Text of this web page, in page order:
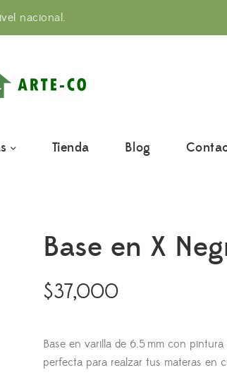
nacional.
Tienda Blog
Base en X
$37,000
Base en varilla de 6.5 mm con
perfecta para realzar tus materas en